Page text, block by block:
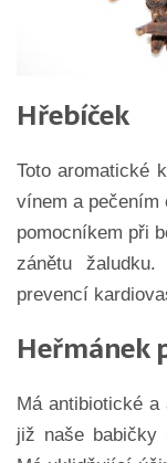
Hřebíček
Toto aromatické
vínem a
pomocníkem při
zánětu
prevencí
Heřmánek
Má antibiotické
již naše babičky